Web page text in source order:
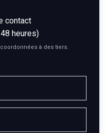
contact
heures)
à des tiers.